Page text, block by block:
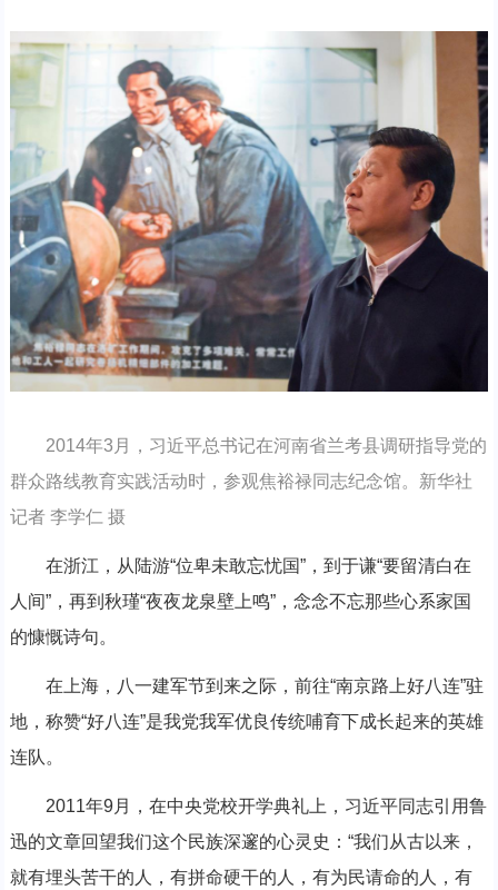
2014年3月，习近平总书记在河南省兰考县调研指导党的
群众路线教育实践活动时，参观焦裕禄同志纪念馆。新华社
记者 李学仁 摄
在浙江，从陆游“位卑未敢忘忧国”，到于谦“要留清白在
人间”，再到秋瑾“夜夜龙泉壁上鸣”，念念不忘那些心系家国
的慷慨诗句。
在上海，八一建军节到来之际，前往“南京路上好八连”驻
地，称赞“好八连”是我党我军优良传统哺育下成长起来的英雄
连队。
2011年9月，在中央党校开学典礼上，习近平同志引用鲁
迅的文章回望我们这个民族深邃的心灵史：“我们从古以来，
就有埋头苦干的人，有拼命硬干的人，有为民请命的人，有